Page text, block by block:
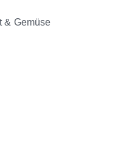
& Gemüse